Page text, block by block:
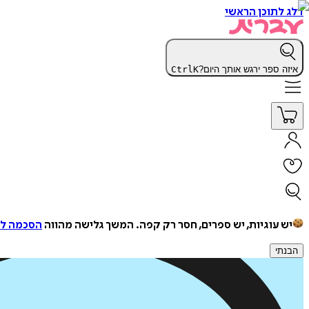
דלג לתוכן הראשי
איזה ספר ירגש אותך היום? CtrlK
יש עוגיות, יש ספרים, חסר רק קפה. המשך גלישה מהווה הסכמה
הבנתי